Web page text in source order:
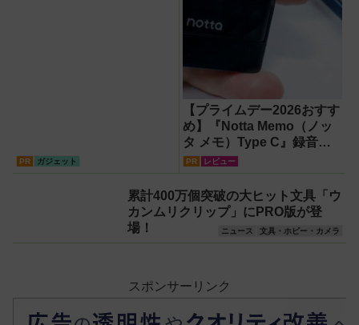
PR ガジェット
【プライムデー2026おすす
め】『Notta Memo（ノッ
タ メモ）Type C』録音か
らAI自動文字起こし・翻
スレコーダー！【議事録作
成】
PR レビュー
累計400万個突破の大ヒット文具「ウ
カンムリクリップ」にPRO版が登
場！
ニュース 文具・ホビー・カメラ
スポンサーリンク